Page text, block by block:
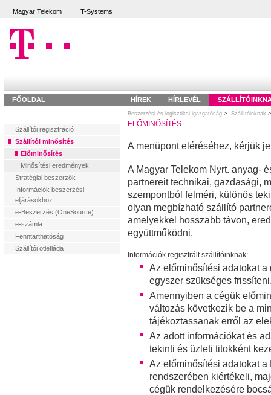
Magyar Telekom T-Systems
FŐOLDAL HÍREK HÍRLEVÉL
Beszerzési és logisztikai igazgatóság > Szállítóinknak
Szállítói regisztráció
Szállítói minősítés
Előminősítés
Minősítési eredmények
Stratégiai beszerzők
Információk beszerzési
eljárásokhoz
e-Beszerzés (OneSource)
e-számla
Fenntarthatóság
Szállítói ötletláda
ELŐMINŐSÍTÉS
A menüpont eléréséhez, kérjük
A Magyar Telekom Nyrt. anyag-
partnereit technikai, gazdasági,
szempontból felméri, különös
olyan megbízható szállító
amelyekkel hosszabb távon,
együttműködni.
Információk regisztrált szállítóinknak:
Az előminősítési adatokat
egyszer szükséges
Amennyiben a cégük
változás következik be a
tájékoztassanak erről az
Az adott információkat és
tekinti és üzleti titokként
Az előminősítési adatokat
rendszerében kiértékeli,
cégük rendelkezésére